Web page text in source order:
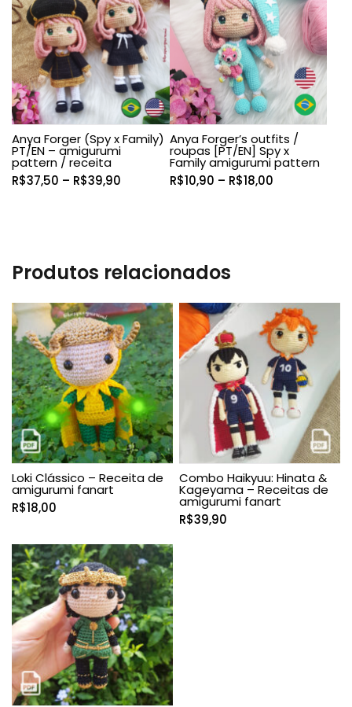
Anya Forger (Spy x Family)
PT/EN – amigurumi
pattern / receita
R$37,50 – R$39,90
R$39,90
Anya Forger’s outfits /
roupas [PT/EN] Spy x
Family amigurumi pattern
R$10,90 – R$18,00Faixa
Produtos relacionados
Loki Clássico – Receita de
amigurumi fanart
R$18,00
Combo Haikyuu: Hinata &
Kageyama – Receitas de
amigurumi fanart
R$39,90